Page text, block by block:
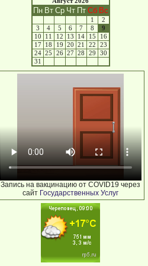
Пн Вт Ср Чт Пт Сб Вс
1
2
3
4 5 6 7 8
9
10
11 12 13 14 15
16
17
18 19 20 21 22
23
24 25 26 27 28 29
30
31
Запись на вакцинацию от COVID19 через
сайт Государственных Услуг